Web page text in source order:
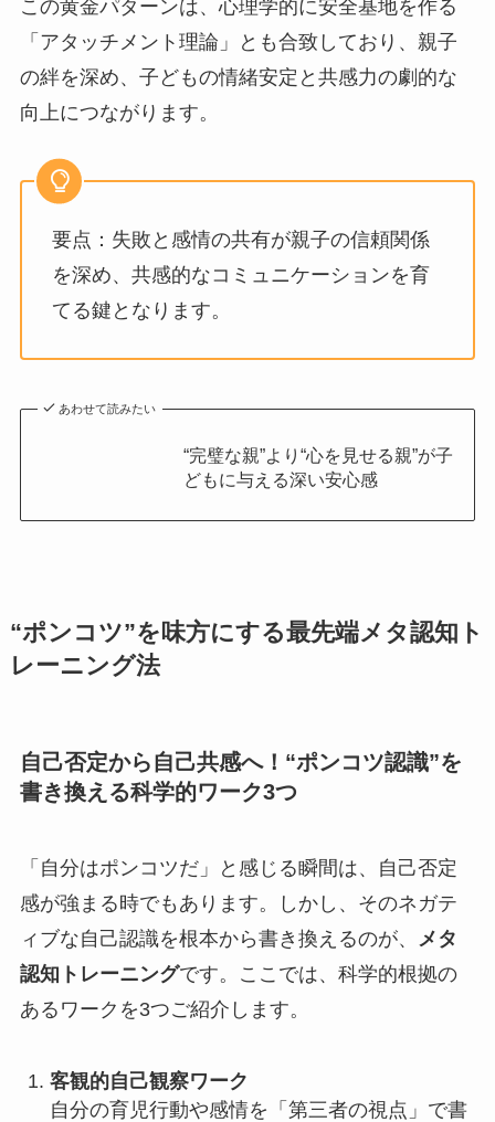
この黄金パターンは、心理学的に安全基地を作る
「アタッチメント理論」とも合致しており、親子
の絆を深め、子どもの情緒安定と共感力の劇的な
向上につながります。
要点：失敗と感情の共有が親子の信頼関係
を深め、共感的なコミュニケーションを育
てる鍵となります。
あわせて読みたい
“完璧な親”より“心を見せる親”が子
どもに与える深い安心感
“ポンコツ”を味方にする最先端メタ認知ト
レーニング法
自己否定から自己共感へ！“ポンコツ認識”を
書き換える科学的ワーク3つ
「自分はポンコツだ」と感じる瞬間は、自己否定
感が強まる時でもあります。しかし、そのネガテ
ィブな自己認識を根本から書き換えるのが、 メタ
認知トレーニングです。ここでは、科学的根拠の
あるワークを3つご紹介します。
客観的自己観察ワーク
自分の育児行動や感情を「第三者の視点」で書